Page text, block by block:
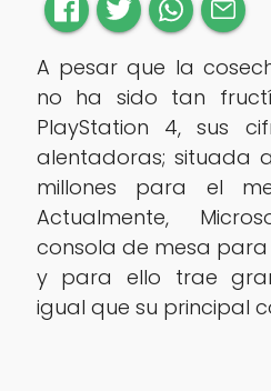
A pesar que la
no ha sido tan
PlayStation 4, sus
alentadoras; situada
millones para el
Actualmente,
consola de mesa para
y para ello trae
igual que su principal